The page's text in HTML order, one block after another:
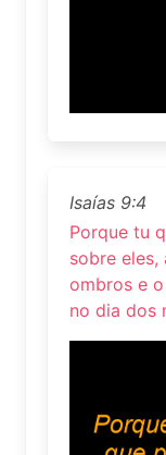
Isaías 9:4
Porque tu
sobre eles,
ombros e
no dia dos